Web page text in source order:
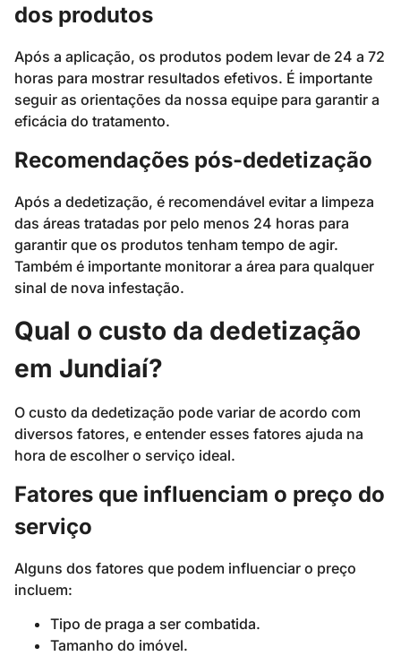
dos produtos
Após a aplicação, os produtos podem levar de 24 a 72
horas para mostrar resultados efetivos. É importante
seguir as orientações da nossa equipe para garantir a
eficácia do tratamento.
Recomendações pós-dedetização
Após a dedetização, é recomendável evitar a limpeza
das áreas tratadas por pelo menos 24 horas para
garantir que os produtos tenham tempo de agir.
Também é importante monitorar a área para qualquer
sinal de nova infestação.
Qual o custo da dedetização
em Jundiaí?
O custo da dedetização pode variar de acordo com
diversos fatores, e entender esses fatores ajuda na
hora de escolher o serviço ideal.
Fatores que influenciam o preço do
serviço
Alguns dos fatores que podem influenciar o preço
incluem:
Tipo de praga a ser combatida.
Tamanho do imóvel.